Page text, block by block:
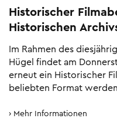
Historischer
Historischen
Im Rahmen des
Hügel findet am
erneut ein Historischer
beliebten Format
Mehr Informationen